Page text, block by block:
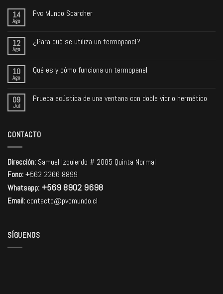
14
Ago
Pvc Mundo Scarcher
12
Ago
¿Para qué se utiliza un termopanel?
10
Ago
Qué es y cómo funciona un termopanel
09
Jul
Prueba acústica de una ventana con doble vidrio hermético
CONTACTO
Dirección: Samuel Izquierdo # 2085 Quinta Normal
Fono:+562 2266 8899
Whatsapp: +569 8902 9698
Email: contacto@pvcmundo.cl
SÍGUENOS